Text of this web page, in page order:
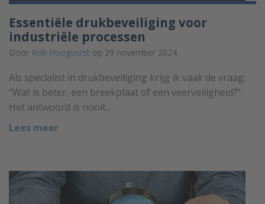
Essentiële drukbeveiliging voor
industriële processen
Door Rob Hoogvorst op 29 november 2024.
Als specialist in drukbeveiliging krijg ik vaak de vraag:
“Wat is beter, een breekplaat of een veerveiligheid?”
Het antwoord is nooit...
Lees meer